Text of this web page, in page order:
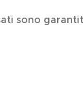
sono